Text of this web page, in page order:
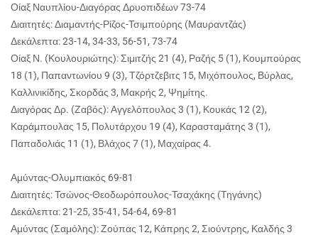
Οίαξ Ναυπλίου-Διαγόρας Δρυοπιδέων 73-74
Διαιτητές: Διαμαντής-Ρίζος-Τσιμπούρης (Μαυραντζάς)
Δεκάλεπτα: 23-14, 34-33, 56-51, 73-74
Οίαξ Ν. (Κουλουριώτης): Σιμιτζής 21 (4), Ραζής 5 (1), Κουμπούρας
18 (1), Παπαντωνίου 9 (3), Τζόρτζεβιτς 15, Μιχόπουλος, Βύρλας,
Καλλινικίδης, Σκορδάς 3, Μακρής 2, Ψημίτης.
Διαγόρας Δρ. (Ζαβός): Αγγελόπουλος 3 (1), Κουκάς 12 (2),
Καράμπουλας 15, Πολυτάρχου 19 (4), Καρασταμάτης 3 (1),
Παπαδολιάς 11 (1), Βλάχος 7 (1), Μαχαίρας 4.
Αμύντας-Ολυμπιακός 69-81
Διαιτητές: Τσώνος-Θεοδωρόπουλος-Τσαχάκης (Τηγάνης)
Δεκάλεπτα: 21-25, 35-41, 54-64, 69-81
Αμύντας (Σαμόλης): Ζούπας 12, Κάπρης 2, Σιούντρης, Καλδής 3